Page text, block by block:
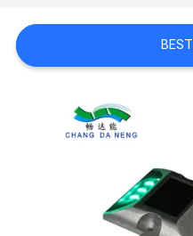
ONLINE
SHOP
SITEMAP
PRIVACYBELEID